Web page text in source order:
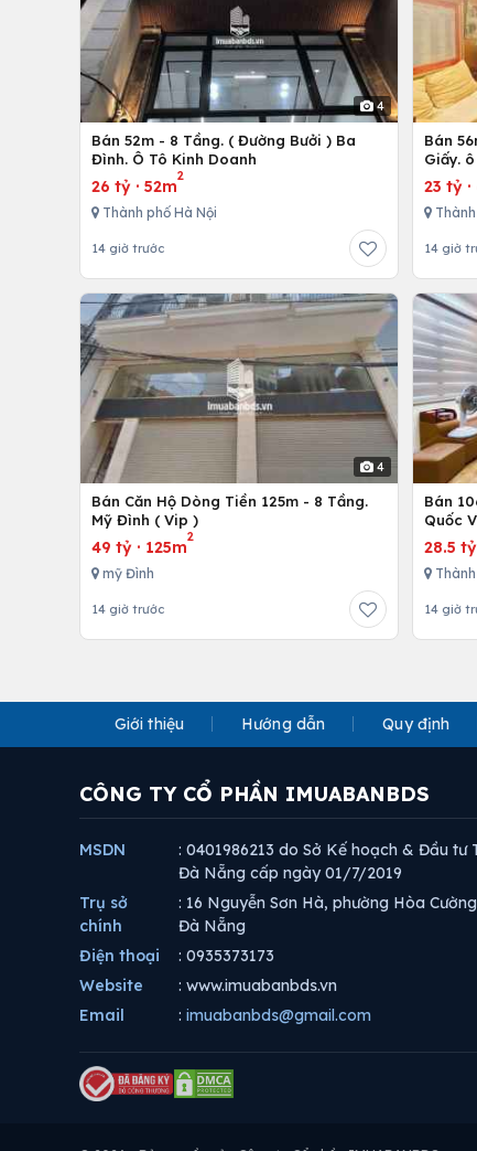
4
Bán 52m - 8 Tầng. ( Đường Bưởi ) Ba
Đình. Ô Tô Kinh Doanh
26 tỷ · 52m
2
Thành phố Hà Nội
14 giờ trước
Bán
Giấy.
23 tỷ ·
14 giờ
4
Bán Căn Hộ Dòng Tiền 125m - 8 Tầng.
Mỹ Đình ( Vip )
49 tỷ · 125m
2
mỹ Đình
14 giờ trước
Bán
Quốc
28.5 tỷ
14 giờ
Giới thiệu Hướng dẫn Quy định
CÔNG TY CỔ PHẦN IMUABANBDS
MSDN
: 0401986213 do Sở Kế hoạch & Đầu tư
Đà Nẵng cấp ngày 01/7/2019
Trụ sở
chính
: 16 Nguyễn Sơn Hà, phường Hòa
Đà Nẵng
Điện thoại
: 0935373173
Website
: www.imuabanbds.vn
Email
: imuabanbds@gmail.com